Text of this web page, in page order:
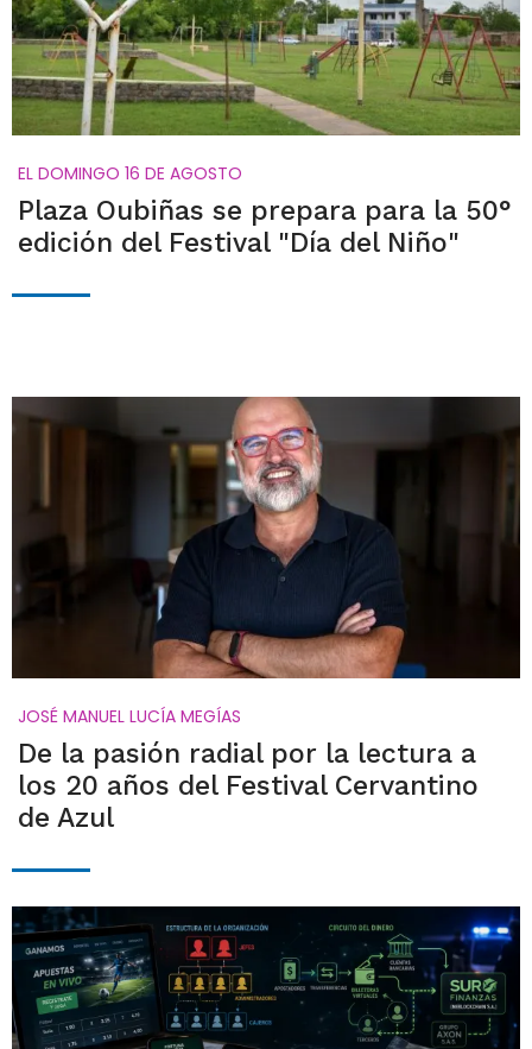
EL DOMINGO 16 DE AGOSTO
Plaza Oubiñas se prepara para la 50°
edición del Festival "Día del Niño"
JOSÉ MANUEL LUCÍA MEGÍAS
De la pasión radial por la lectura a
los 20 años del Festival Cervantino
de Azul